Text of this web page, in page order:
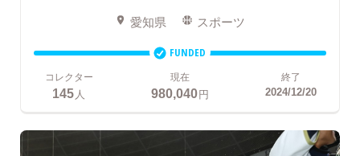
愛知県 スポーツ
FUNDED
コレクター
145 人
現在
980,040円
終了
2024/12/20